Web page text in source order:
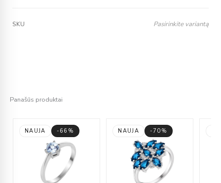
SKU Pasirinkite variantą
Panašūs produktai
NAUJA -66% NAUJA -70%